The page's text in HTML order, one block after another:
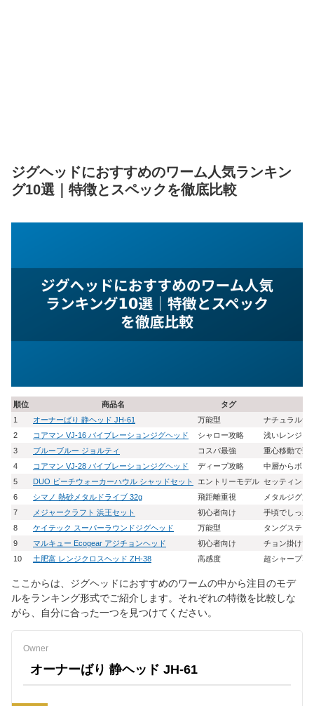
ジグヘッドにおすすめのワーム人気ランキン
グ10選｜特徴とスペックを徹底比較
順位 商品名
タグ
1
オーナーばり 静ヘッド JH-61 万能型
ナチュラルサ
2
コアマン VJ-16 バイブレーションジグヘッド シャロー攻略
浅いレンジを
3
ブルーブルー ジョルティ コスパ最強
重心移動で飛
4
コアマン VJ-28 バイブレーションジグヘッド ディープ攻略
中層からボト
5
DUO ビーチウォーカーハウル シャッドセット エントリーモデル セッティング
6
シマノ 熱砂メタルドライブ 32g 飛距離重視
メタルジグ並
7
メジャークラフト 浜王セット 初心者向け
手頃でしっか
8
ケイテック スーパーラウンドジグヘッド 万能型
タングステン
9
マルキュー Ecogear アジチョンヘッド 初心者向け
チョン掛けで
10
土肥富 レンジクロスヘッド ZH-38 高感度 超シャープな
ここからは、ジグヘッドにおすすめのワームの中から注目のモデ
ルをランキング形式でご紹介します。それぞれの特徴を比較しな
がら、自分に合った一つを見つけてください。
Owner
オーナーばり 静ヘッド JH-61